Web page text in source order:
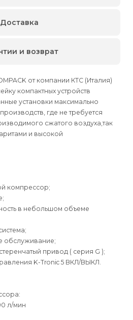
от компании КТС (Италия)
компактных устройств
установки максимально
где не требуется
сжатого воздуха,так
и высокой
компрессор;
в небольшом объеме
обслуживание;
привод ( серия G );
K-Tronic 5 ВКЛ/ВЫКЛ.
л/мин
Доставка
и возврат